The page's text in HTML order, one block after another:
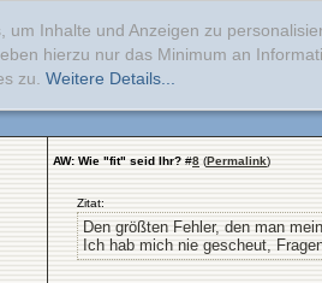
um Inhalte und Anzeigen zu
hierzu nur das Minimum an
zu. Weitere Details...
AW: Wie "fit" seid Ihr? #8 (Permalink)
Zitat:
Den größten Fehler, den man
Ich hab mich nie gescheut,